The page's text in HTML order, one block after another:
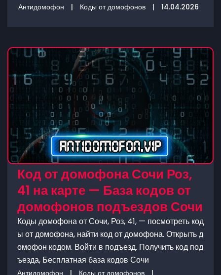
Антидомофон | Коды от домофонов | 14.04.2026
Код от домофона Сочи Роз,
41 на карте — База кодов от
домофонов подъездов Сочи
Коды домофона от Сочи, Роз, 41, — посмотреть код
ы от домофона, найти код от домофона. Открыть д
омофон кодом. Войти в подъезд. Получить код под
ъезда, Бесплатная база кодов Сочи
Антидомофон | Коды от домофонов
|